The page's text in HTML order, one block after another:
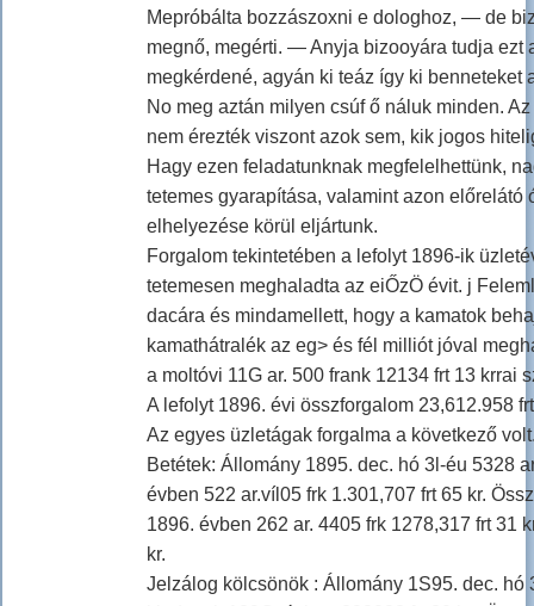
Mepróbálta bozzászoxni e dologhoz, — de
megnő, megérti. — Anyja bizooyára tudja ezt
megkérdené, agyán ki teáz így ki benneteket
No meg aztán milyen csúf ő náluk minden.
nem érezték viszont azok sem, kik jogos
Hagy ezen feladatunknak megfelelhettünk,
tetemes gyarapítása, valamint azon
elhelyezése körül eljártunk.
Forgalom tekintetében a lefolyt 1896-ik
tetemesen meghaladta az eiŐzÖ évit. j
dacára és mindamellett, hogy a kamatok
kamathátralék az eg> és fél milliót jóval
a moltóvi 11G ar. 500 frank 12134 frt 13 krrai
A lefolyt 1896. évi összforgalom 23,612.958
Az egyes üzletágak forgalma a következő
Betétek: Állomány 1895. dec. hó 3l-éu 5328
évben 522 ar.víl05 frk 1.301,707 frt 65 kr.
1896. évben 262 ar. 4405 frk 1278,317 frt 31
kr.
Jelzálog kölcsönök : Állomány 1S95. dec. hó